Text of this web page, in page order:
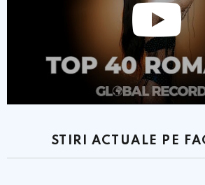
STIRI ACTUALE PE